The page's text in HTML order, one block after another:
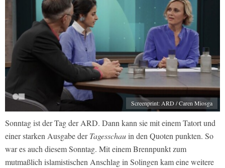
Screenprint: ARD / Caren Miosga
Sonntag ist der Tag der ARD. Dann kann sie mit einem Tatort und
einer starken Ausgabe derTagesschauin den Quoten punkten. So
war es auch diesem Sonntag. Mit einem Brennpunkt zum
mutmaßlich islamistischen Anschlag in Solingen kam eine weitere